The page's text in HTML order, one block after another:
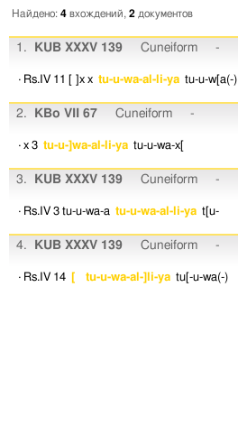
Найдено: 4 вхождений, 2 документов
1. KUB XXXV 139 Cuneiform -
· Rs.IV 11 [ ]x x tu-u-wa-al-li-ya tu-u-w[a(-)
2. KBo VII 67 Cuneiform -
· x 3 tu-u-]wa-al-li-ya tu-u-wa-x[
3. KUB XXXV 139 Cuneiform -
· Rs.IV 3 tu-u-wa-a tu-u-wa-al-li-ya t[u-
4. KUB XXXV 139 Cuneiform -
· Rs.IV 14 [ tu-u-wa-al-]li-ya tu[-u-wa(-)